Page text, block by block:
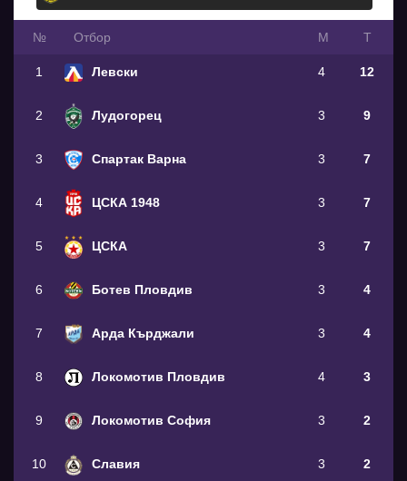
№ Oтбор М Т
1 Левски 4 12
2 Лудогорец 3 9
3 Спартак Варна 3 7
4 ЦСКА 1948 3 7
5 ЦСКА 3 7
6 Ботев Пловдив 3 4
7 Арда Кърджали 3 4
8 Локомотив Пловдив 4 3
9 Локомотив София 3 2
10 Славия 3 2